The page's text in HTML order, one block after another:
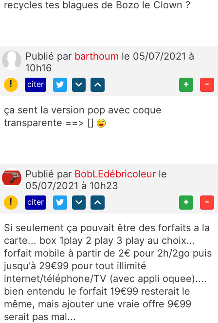
recycles tes blagues de Bozo le Clown ?
Publié par barthoum le 05/07/2021 à
10h16
!
citer + -
ça sent la version pop avec coque
transparente ==> []
Publié par BobLEdébricoleur le
05/07/2021 à 10h23
!
citer + -
Si seulement ça pouvait être des forfaits a la
carte... box 1play 2 play 3 play au choix...
forfait mobile à partir de 2€ pour 2h/2go puis
jusqu'à 29€99 pour tout illimité
internet/téléphone/TV (avec appli oquee)....
bien entendu le forfait 19€99 resterait le
même, mais ajouter une vraie offre 9€99
serait pas mal...